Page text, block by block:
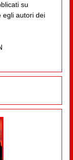
su
egli autori dei